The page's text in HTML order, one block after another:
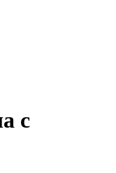
с